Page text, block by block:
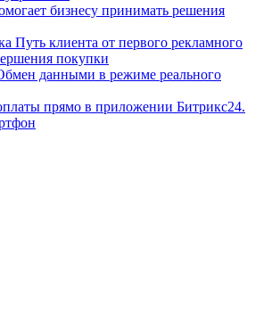
бизнесу принимать решения
Путь клиента от первого рекламного
покупки
данными в режиме реального
прямо в приложении Битрикс24.